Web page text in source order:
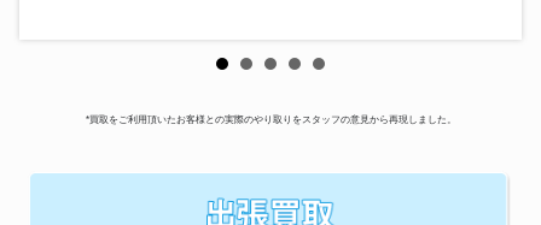
*買取をご利用頂いたお客様との実際のやり取りをスタッフの意見から再現しました。